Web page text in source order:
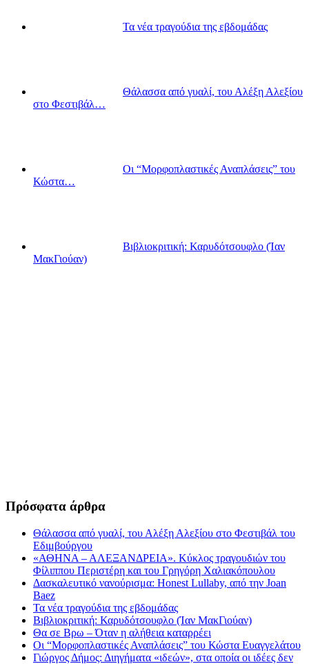
Τα νέα τραγούδια της εβδομάδας
Θάλασσα από γυαλί, του Αλέξη Αλεξίου
στο Φεστιβάλ…
Οι “Μορφοπλαστικές Αναπλάσεις” του
Κώστα…
Βιβλιοκριτική: Καρυδότσουφλο (Ίαν
ΜακΓιούαν)
Πρόσφατα άρθρα
Θάλασσα από γυαλί, του Αλέξη Αλεξίου στο Φεστιβάλ του
Εδιμβούργου
«ΑΘΗΝΑ – ΑΛΕΞΑΝΔΡΕΙΑ». Κύκλος τραγουδιών του
Φίλιππου Περιστέρη και του Γρηγόρη Χαλιακόπουλου
Δασκαλευτικό νανούρισμα: Honest Lullaby, από την Joan
Baez
Τα νέα τραγούδια της εβδομάδας
Βιβλιοκριτική: Καρυδότσουφλο (Ίαν ΜακΓιούαν)
Θα σε Βρω – Όταν η αλήθεια καταρρέει
Οι “Μορφοπλαστικές Αναπλάσεις” του Κώστα Ευαγγελάτου
Γιώργος Δήμος: Διηγήματα «ιδεών», στα οποία οι ιδέες δεν